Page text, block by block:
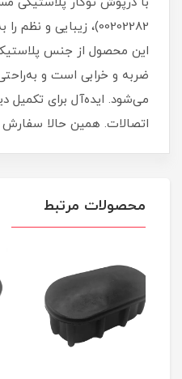
00202282)، زیبایی و
این محصول از جنس پلاستیک
ضربه و خرابی است و
می‌شود. ایده‌آل برای تکمیل
اتصالات. همین حالا
محصولات مرتبط